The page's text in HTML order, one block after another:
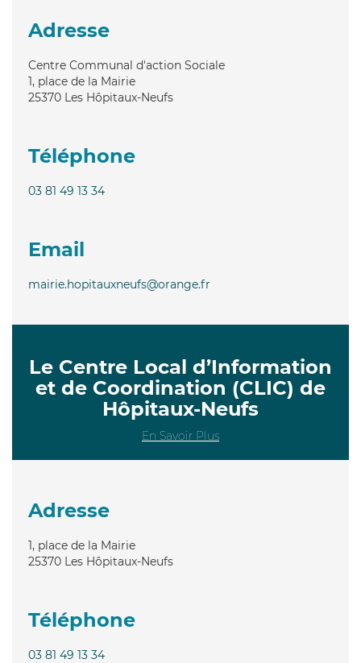
Adresse
Centre Communal d'action Sociale
1, place de la Mairie
25370 Les Hôpitaux-Neufs
Téléphone
03 81 49 13 34
Email
mairie.hopitauxneufs@orange.fr
Le Centre Local d’Information
et de Coordination (CLIC) de
Hôpitaux-Neufs
En Savoir Plus
Adresse
1, place de la Mairie
25370 Les Hôpitaux-Neufs
Téléphone
03 81 49 13 34